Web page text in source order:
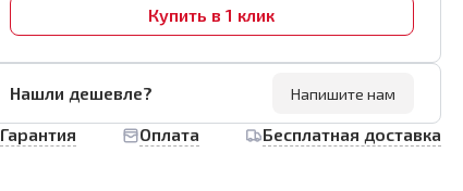
Купить в 1 клик
Нашли дешевле? Напишите нам
Гарантия Оплата Бесплатная доставка